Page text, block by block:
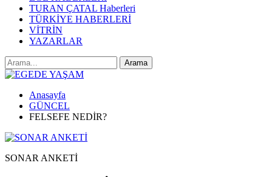
TURAN ÇATAL Haberleri
TÜRKİYE HABERLERİ
VİTRİN
YAZARLAR
Anasayfa
GÜNCEL
FELSEFE NEDİR?
SONAR ANKETİ